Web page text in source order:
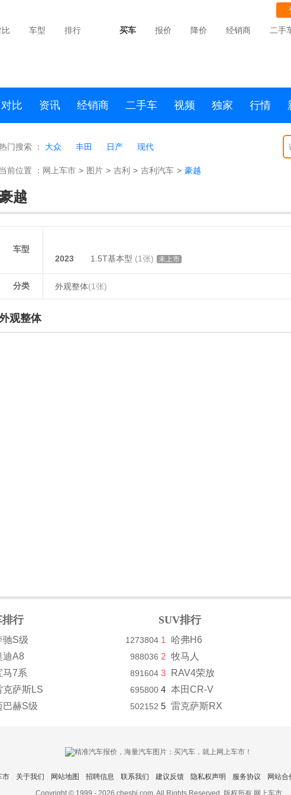
比 车型 排行 买车 报价 降价 经销商 二手
对比 资讯 经销商 二手车 视频 独家 行情
门搜索 ： 大众 丰田 日产 现代
当前位置 ： 网上车市 > 图片 > 吉利 > 吉利汽车 > 豪越
豪越
车型
2023
1.5T基本型 (1张) 未上市
分类 外观整体(1张)
观整体
排行
驰S级 1273804
迪A8 988036
马7系 891604
克萨斯LS 695800
巴赫S级 502152
SUV排行
1
哈弗H6
2 牧马人
3
RAV4荣放
4 本田CR-V
5 雷克萨斯RX
市 关于我们 网站地图 招聘信息 联系我们 建议反馈 隐私权声明 服务协议
网站合
Copyright © 1999 - 2026 cheshi.com. All Rights Reserved. 版权所有 网上车市